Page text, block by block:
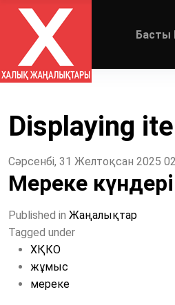
Басты
Displaying
Сәрсенбі, 31 Желтоқсан 2025
Мереке
Published in Жаңалықтар
Tagged under
ХҚКО
жұмыс
мереке